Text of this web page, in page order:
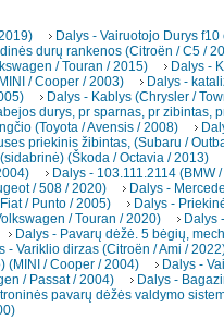
Dalys - Vairuotojo Durys
durų rankenos (Citroën / C5 /
/ Touran / 2015)
Dalys -
/ Cooper / 2003)
Dalys -
Dalys - Kablys (Chrysler /
durys, pr sparnas, pr zibintas,
(Toyota / Avensis / 2008)
priekinis žibintas, (Subaru /
(Škoda / Octavia / 2013)
Dalys - 103.111.2114 (BMW
/ 508 / 2020)
Dalys -
/ Punto / 2005)
Dalys -
/ Touran / 2020)
Dalys
Dalys - Pavarų dėžė. 5 bėgių,
- Variklio dirzas (Citroën / Ami /
(MINI / Cooper / 2004)
Dalys -
/ Passat / 2004)
Dalys -
pavarų dėžės valdymo